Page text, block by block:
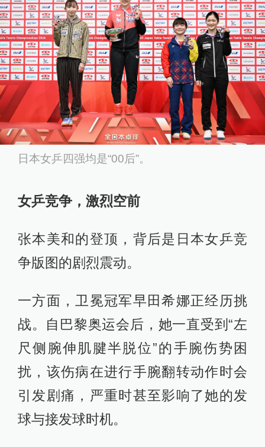
日本女乒四强均是“00后”。
女乒竞争，激烈空前
张本美和的登顶，背后是日本女乒竞
争版图的剧烈震动。
一方面，卫冕冠军早田希娜正经历挑
战。自巴黎奥运会后，她一直受到“左
尺侧腕伸肌腱半脱位”的手腕伤势困
扰，该伤病在进行手腕翻转动作时会
引发剧痛，严重时甚至影响了她的发
球与接发球时机。